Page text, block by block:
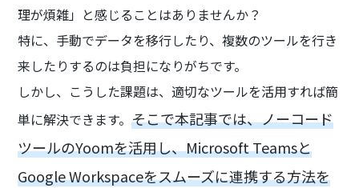
理が煩雑」と感じることはありませんか？
特に、手動でデータを移行したり、複数のツールを行き
来したりするのは負担になりがちです。
しかし、こうした課題は、適切なツールを活用すれば簡
単に解決できます。そこで本記事では、ノーコード
ツールのYoomを活用し、Microsoft Teamsと
Google Workspaceをスムーズに連携する方法を